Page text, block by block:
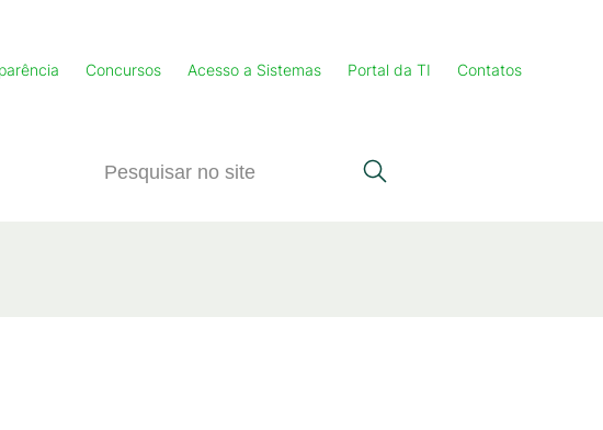
Concursos Acesso a Sistemas Portal da TI Contatos